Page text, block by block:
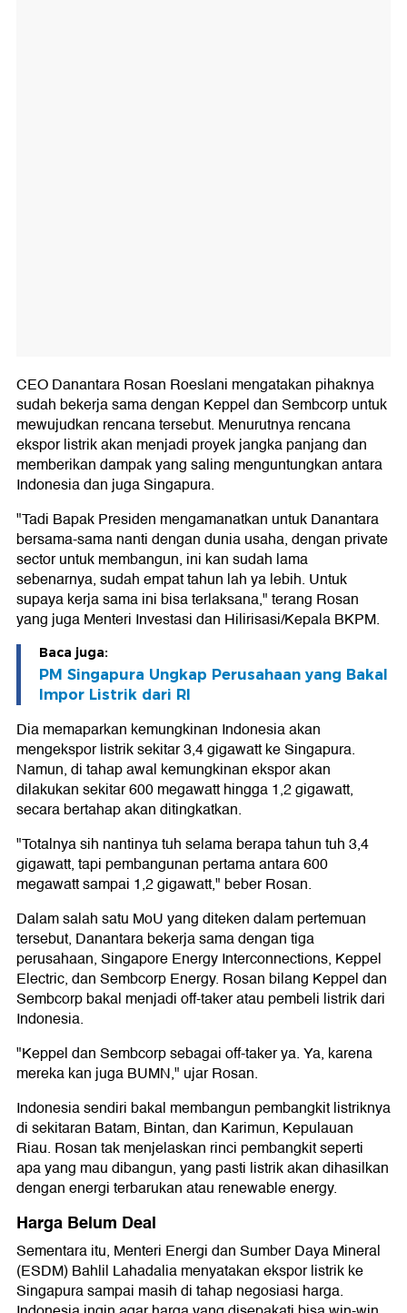
CEO Danantara Rosan Roeslani mengatakan pihaknya
sudah bekerja sama dengan Keppel dan Sembcorp untuk
mewujudkan rencana tersebut. Menurutnya rencana
ekspor listrik akan menjadi proyek jangka panjang dan
memberikan dampak yang saling menguntungkan antara
Indonesia dan juga Singapura.
"Tadi Bapak Presiden mengamanatkan untuk Danantara
bersama-sama nanti dengan dunia usaha, dengan private
sector untuk membangun, ini kan sudah lama
sebenarnya, sudah empat tahun lah ya lebih. Untuk
supaya kerja sama ini bisa terlaksana," terang Rosan
yang juga Menteri Investasi dan Hilirisasi/Kepala BKPM.
Baca juga:
PM Singapura Ungkap Perusahaan yang Bakal
Impor Listrik dari RI
Dia memaparkan kemungkinan Indonesia akan
mengekspor listrik sekitar 3,4 gigawatt ke Singapura.
Namun, di tahap awal kemungkinan ekspor akan
dilakukan sekitar 600 megawatt hingga 1,2 gigawatt,
secara bertahap akan ditingkatkan.
"Totalnya sih nantinya tuh selama berapa tahun tuh 3,4
gigawatt, tapi pembangunan pertama antara 600
megawatt sampai 1,2 gigawatt," beber Rosan.
Dalam salah satu MoU yang diteken dalam pertemuan
tersebut, Danantara bekerja sama dengan tiga
perusahaan, Singapore Energy Interconnections, Keppel
Electric, dan Sembcorp Energy. Rosan bilang Keppel dan
Sembcorp bakal menjadi off-taker atau pembeli listrik dari
Indonesia.
"Keppel dan Sembcorp sebagai off-taker ya. Ya, karena
mereka kan juga BUMN," ujar Rosan.
Indonesia sendiri bakal membangun pembangkit listriknya
di sekitaran Batam, Bintan, dan Karimun, Kepulauan
Riau. Rosan tak menjelaskan rinci pembangkit seperti
apa yang mau dibangun, yang pasti listrik akan dihasilkan
dengan energi terbarukan atau renewable energy.
Harga Belum Deal
Sementara itu, Menteri Energi dan Sumber Daya Mineral
(ESDM) Bahlil Lahadalia menyatakan ekspor listrik ke
Singapura sampai masih di tahap negosiasi harga.